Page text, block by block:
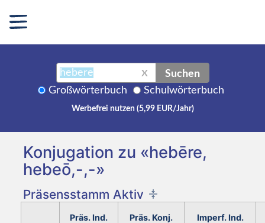
X Suchen
Großwörterbuch Schulwörterbuch
Werbefrei nutzen (5,99 EUR/Jahr)
Konjugation zu «hebēre,
hebeō,-,-»
Präsensstamm Aktiv
Präs. Ind.
Präs. Konj.
Imperf. Ind.